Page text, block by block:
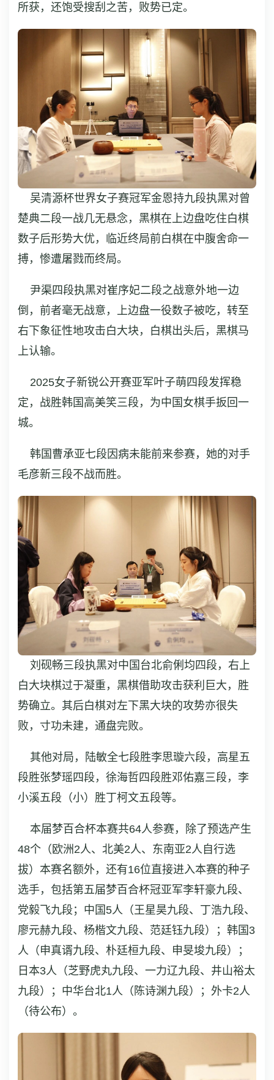
所获，还饱受搜刮之苦，败势已定。
吴清源杯世界女子赛冠军金恩持九段执黑对曾
楚典二段一战几无悬念，黑棋在上边盘吃住白棋
数子后形势大优，临近终局前白棋在中腹舍命一
搏，惨遭屠戮而终局。
尹渠四段执黑对崔序妃二段之战意外地一边
倒，前者毫无战意，上边盘一役数子被吃，转至
右下象征性地攻击白大块，白棋出头后，黑棋马
上认输。
2025女子新锐公开赛亚军叶子萌四段发挥稳
定，战胜韩国高美笑三段，为中国女棋手扳回一
城。
韩国曹承亚七段因病未能前来参赛，她的对手
毛彦新三段不战而胜。
刘砚畅三段执黑对中国台北俞俐均四段，右上
白大块棋过于凝重，黑棋借助攻击获利巨大，胜
势确立。其后白棋对左下黑大块的攻势亦很失
败，寸功未建，通盘完败。
其他对局，陆敏全七段胜李思璇六段，高星五
段胜张梦瑶四段，徐海哲四段胜邓佑嘉三段，李
小溪五段（小）胜丁柯文五段等。
本届梦百合杯本赛共64人参赛，除了预选产生
48个（欧洲2人、北美2人、东南亚2人自行选
拔）本赛名额外，还有16位直接进入本赛的种子
选手，包括第五届梦百合杯冠亚军李轩豪九段、
党毅飞九段；中国5人（王星昊九段、丁浩九段、
廖元赫九段、杨楷文九段、范廷钰九段）；韩国3
人（申真谞九段、朴廷桓九段、申旻埈九段）；
日本3人（芝野虎丸九段、一力辽九段、井山裕太
九段）；中华台北1人（陈诗渊九段）；外卡2人
（待公布）。